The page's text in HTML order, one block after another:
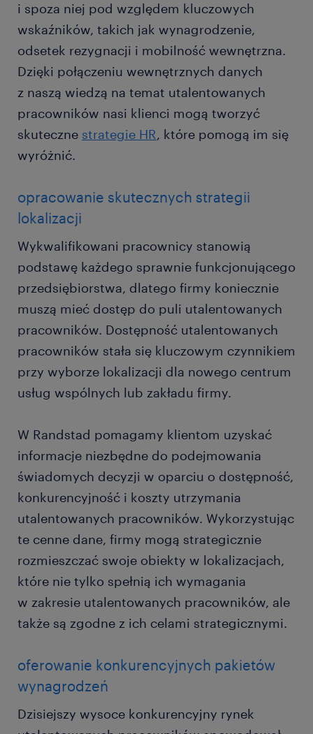
i spoza niej pod względem kluczowych
wskaźników, takich jak wynagrodzenie,
odsetek rezygnacji i mobilność wewnętrzna.
Dzięki połączeniu wewnętrznych danych
z naszą wiedzą na temat utalentowanych
pracowników nasi klienci mogą tworzyć
skuteczne strategie HR, które pomogą im się
wyróżnić.
opracowanie skutecznych strategii
lokalizacji
Wykwalifikowani pracownicy stanowią
podstawę każdego sprawnie funkcjonującego
przedsiębiorstwa, dlatego firmy koniecznie
muszą mieć dostęp do puli utalentowanych
pracowników. Dostępność utalentowanych
pracowników stała się kluczowym czynnikiem
przy wyborze lokalizacji dla nowego centrum
usług wspólnych lub zakładu firmy.
W Randstad pomagamy klientom uzyskać
informacje niezbędne do podejmowania
świadomych decyzji w oparciu o dostępność,
konkurencyjność i koszty utrzymania
utalentowanych pracowników. Wykorzystując
te cenne dane, firmy mogą strategicznie
rozmieszczać swoje obiekty w lokalizacjach,
które nie tylko spełnią ich wymagania
w zakresie utalentowanych pracowników, ale
także są zgodne z ich celami strategicznymi.
oferowanie konkurencyjnych pakietów
wynagrodzeń
Dzisiejszy wysoce konkurencyjny rynek